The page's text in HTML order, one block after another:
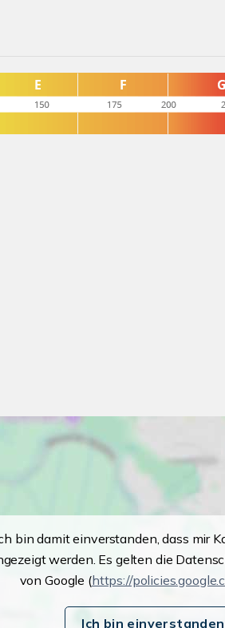
bin damit einverstanden, dass mir
werden. Es gelten die
von Google (https://
Ich bin einverstanden